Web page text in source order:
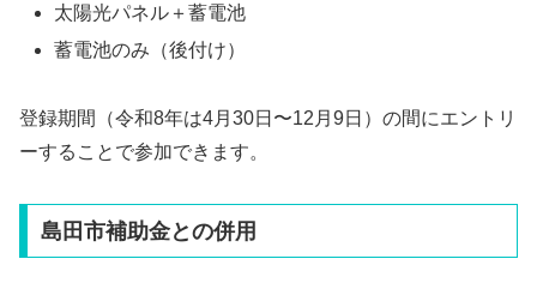
太陽光パネル＋蓄電池
蓄電池のみ（後付け）
登録期間（令和8年は4月30日〜12月9日）の間にエントリ
ーすることで参加できます。
島田市補助金との併用